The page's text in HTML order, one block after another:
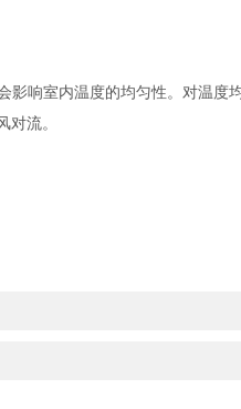
响室内温度的均匀性。对温度
流。